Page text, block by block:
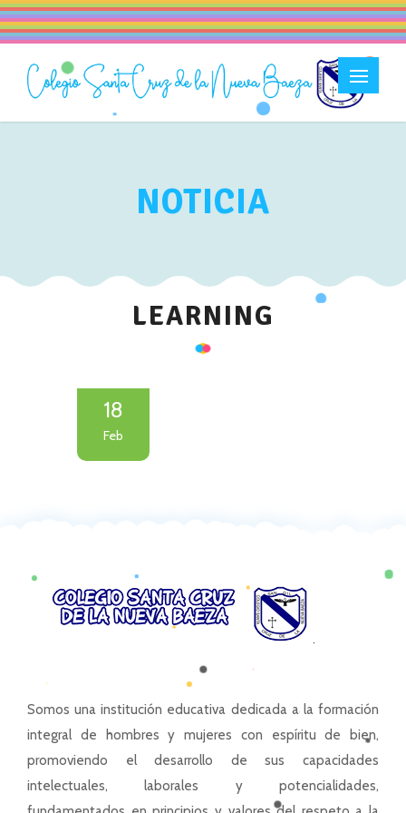
NOTICIA
LEARNING
18
Feb
Somos una institución educativa dedicada a la formación
integral de hombres y mujeres con espíritu de bien,
promoviendo el desarrollo de sus capacidades
intelectuales, laborales y potencialidades,